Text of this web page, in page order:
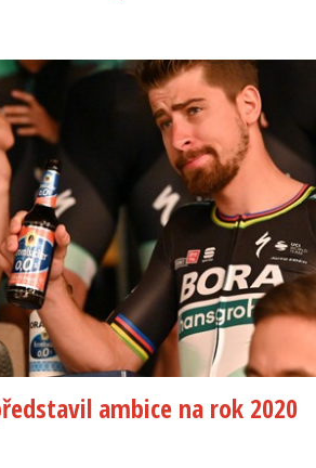
ambice na rok 2020